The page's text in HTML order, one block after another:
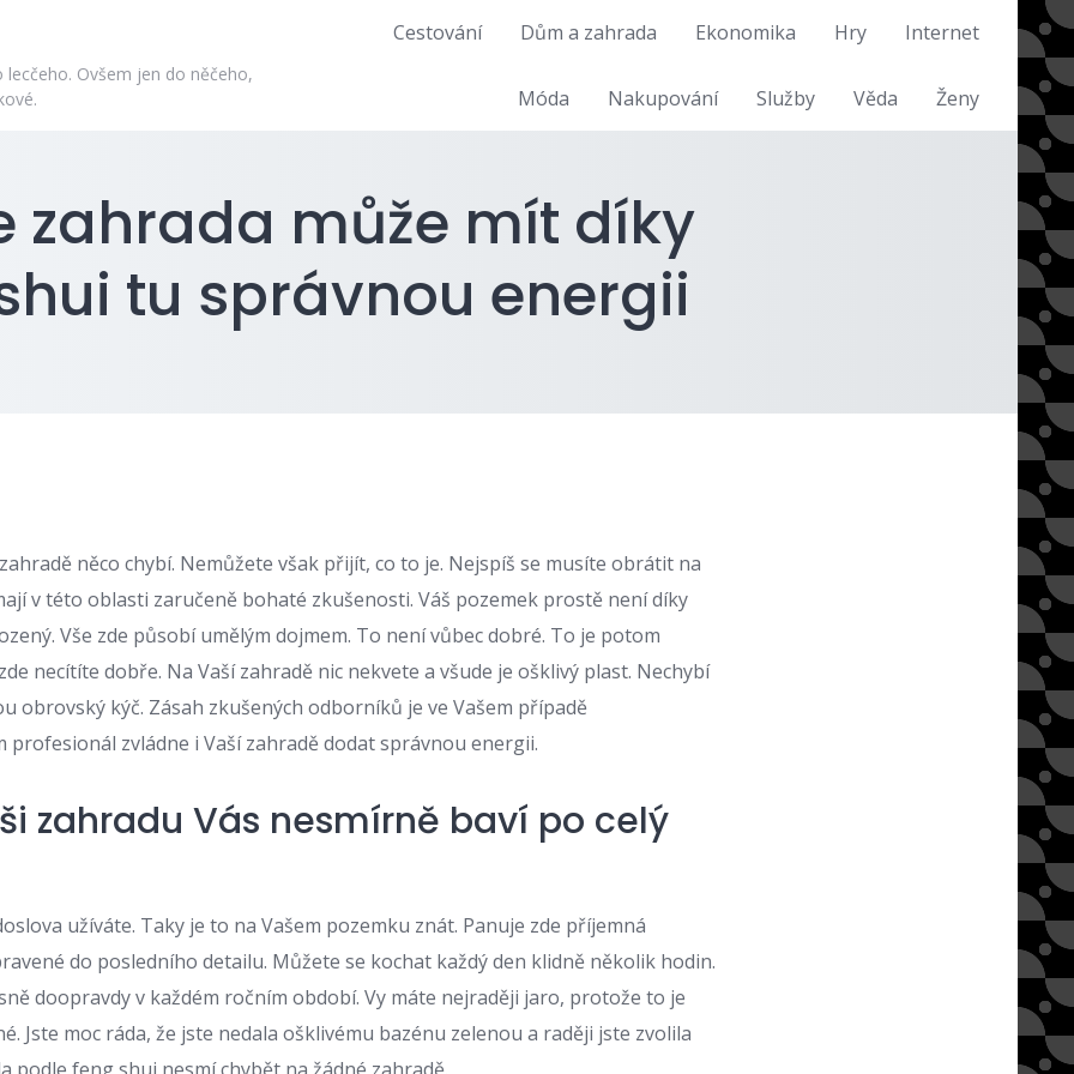
Ovšem jen do něčeho,
Cestování Dům a zahrada Ekonomika Hry Internet
Móda Nakupování Služby Věda Ženy
zahrada může mít díky
tu správnou energii
něco chybí. Nemůžete však přijít, co to je. Nejspíš se musíte obrátit na
v této oblasti zaručeně bohaté zkušenosti. Váš pozemek prostě není díky
Vše zde působí umělým dojmem. To není vůbec dobré. To je potom
necítíte dobře. Na Vaší zahradě nic nekvete a všude je ošklivý plast. Nechybí
obrovský kýč. Zásah zkušených odborníků je ve Vašem případě
profesionál zvládne i Vaší zahradě dodat správnou energii.
zahradu Vás nesmírně baví po celý
užíváte. Taky je to na Vašem pozemku znát. Panuje zde příjemná
do posledního detailu. Můžete se kochat každý den klidně několik hodin.
doopravdy v každém ročním období. Vy máte nejraději jaro, protože to je
Jste moc ráda, že jste nedala ošklivému bazénu zelenou a raději jste zvolila